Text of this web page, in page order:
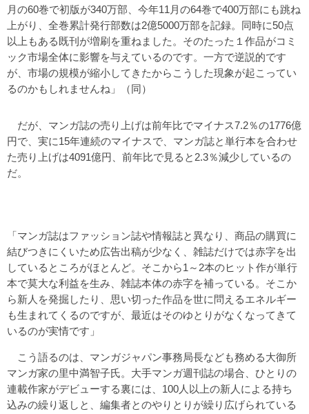
月の60巻で初版が340万部、今年11月の64巻で400万部にも跳ね
上がり、全巻累計発行部数は2億5000万部を記録。同時に50点
以上もある既刊が増刷を重ねました。そのたった１作品がコミ
ック市場全体に影響を与えているのです。一方で逆説的です
が、市場の規模が縮小してきたからこうした現象が起こってい
るのかもしれませんね」（同）
だが、マンガ誌の売り上げは前年比でマイナス7.2％の1776億
円で、実に15年連続のマイナスで、マンガ誌と単行本を合わせ
た売り上げは4091億円、前年比で見ると2.3％減少しているの
だ。
「マンガ誌はファッション誌や情報誌と異なり、商品の購買に
結びつきにくいため広告出稿が少なく、雑誌だけでは赤字を出
しているところがほとんど。そこから1～2本のヒット作が単行
本で莫大な利益を生み、雑誌本体の赤字を補っている。そこか
ら新人を発掘したり、思い切った作品を世に問えるエネルギー
も生まれてくるのですが、最近はそのゆとりがなくなってきて
いるのが実情です」
こう語るのは、マンガジャパン事務局長なども務める大御所
マンガ家の里中満智子氏。大手マンガ週刊誌の場合、ひとりの
連載作家がデビューする裏には、100人以上の新人による持ち
込みの繰り返しと、編集者とのやりとりが繰り広げられている